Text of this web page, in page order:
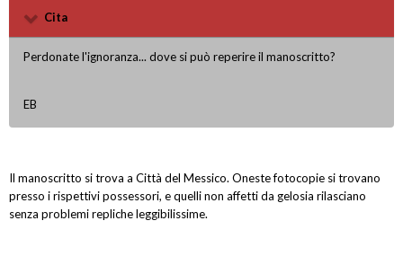
Cita
Perdonate l'ignoranza... dove si può reperire il manoscritto?
EB
Il manoscritto si trova a Città del Messico. Oneste fotocopie si trovano
presso i rispettivi possessori, e quelli non affetti da gelosia rilasciano
senza problemi repliche leggibilissime.